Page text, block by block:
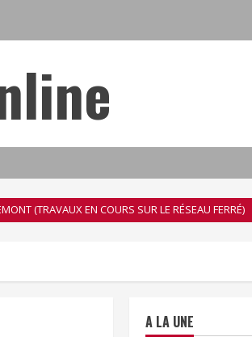
(TRAVAUX EN COURS SUR LE RÉSEAU FERRÉ)
A LA UNE